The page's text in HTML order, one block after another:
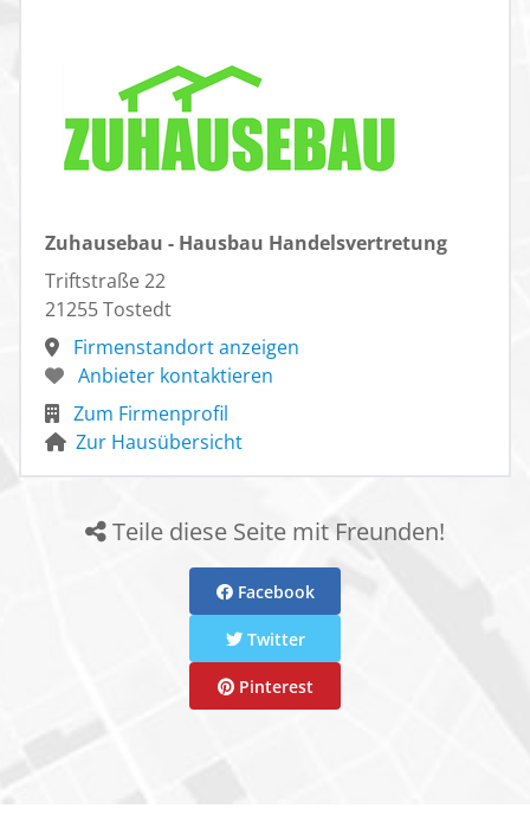
Zuhausebau - Hausbau Handelsvertretung
Triftstraße 22
21255 Tostedt
Firmenstandort anzeigen
Anbieter kontaktieren
Zum Firmenprofil
Zur Hausübersicht
Teile diese Seite mit Freunden!
Facebook
Twitter
Pinterest